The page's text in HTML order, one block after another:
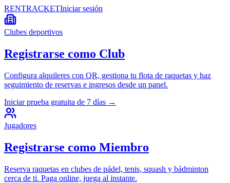
RENTRACKETIniciar sesión
Clubes deportivos
Registrarse como Club
Configura alquileres con QR, gestiona tu flota de raquetas y haz
seguimiento de reservas e ingresos desde un panel.
Iniciar prueba gratuita de 7 días →
Jugadores
Registrarse como Miembro
Reserva raquetas en clubes de pádel, tenis, squash y bádminton
cerca de ti. Paga online, juega al instante.